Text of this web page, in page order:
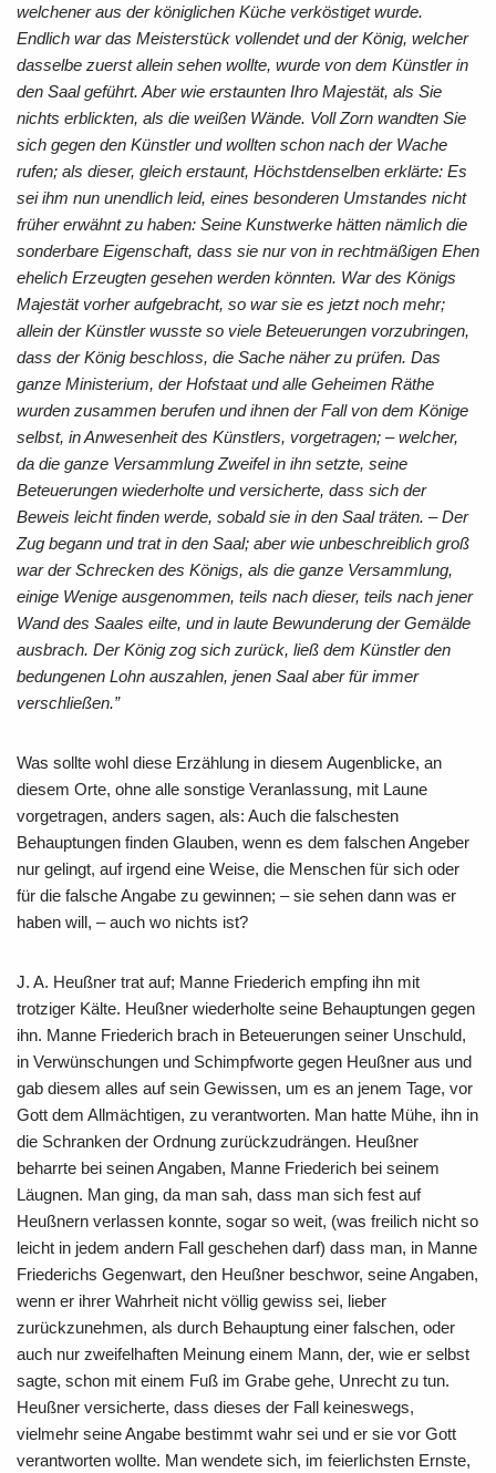
welchener aus der königlichen Küche verköstiget wurde.
Endlich war das Meisterstück vollendet und der König, welcher
dasselbe zuerst allein sehen wollte, wurde von dem Künstler in
den Saal geführt. Aber wie erstaunten Ihro Majestät, als Sie
nichts erblickten, als die weißen Wände. Voll Zorn wandten Sie
sich gegen den Künstler und wollten schon nach der Wache
rufen; als dieser, gleich erstaunt, Höchstdenselben erklärte: Es
sei ihm nun unendlich leid, eines besonderen Umstandes nicht
früher erwähnt zu haben: Seine Kunstwerke hätten nämlich die
sonderbare Eigenschaft, dass sie nur von in rechtmäßigen Ehen
ehelich Erzeugten gesehen werden könnten. War des Königs
Majestät vorher aufgebracht, so war sie es jetzt noch mehr;
allein der Künstler wusste so viele Beteuerungen vorzubringen,
dass der König beschloss, die Sache näher zu prüfen. Das
ganze Ministerium, der Hofstaat und alle Geheimen Räthe
wurden zusammen berufen und ihnen der Fall von dem Könige
selbst, in Anwesenheit des Künstlers, vorgetragen; – welcher,
da die ganze Versammlung Zweifel in ihn setzte, seine
Beteuerungen wiederholte und versicherte, dass sich der
Beweis leicht finden werde, sobald sie in den Saal träten. – Der
Zug begann und trat in den Saal; aber wie unbeschreiblich groß
war der Schrecken des Königs, als die ganze Versammlung,
einige Wenige ausgenommen, teils nach dieser, teils nach jener
Wand des Saales eilte, und in laute Bewunderung der Gemälde
ausbrach. Der König zog sich zurück, ließ dem Künstler den
bedungenen Lohn auszahlen, jenen Saal aber für immer
verschließen.”
Was sollte wohl diese Erzählung in diesem Augenblicke, an
diesem Orte, ohne alle sonstige Veranlassung, mit Laune
vorgetragen, anders sagen, als: Auch die falschesten
Behauptungen finden Glauben, wenn es dem falschen Angeber
nur gelingt, auf irgend eine Weise, die Menschen für sich oder
für die falsche Angabe zu gewinnen; – sie sehen dann was er
haben will, – auch wo nichts ist?
J. A. Heußner trat auf; Manne Friederich empfing ihn mit
trotziger Kälte. Heußner wiederholte seine Behauptungen gegen
ihn. Manne Friederich brach in Beteuerungen seiner Unschuld,
in Verwünschungen und Schimpfworte gegen Heußner aus und
gab diesem alles auf sein Gewissen, um es an jenem Tage, vor
Gott dem Allmächtigen, zu verantworten. Man hatte Mühe, ihn in
die Schranken der Ordnung zurückzudrängen. Heußner
beharrte bei seinen Angaben, Manne Friederich bei seinem
Läugnen. Man ging, da man sah, dass man sich fest auf
Heußnern verlassen konnte, sogar so weit, (was freilich nicht so
leicht in jedem andern Fall geschehen darf) dass man, in Manne
Friederichs Gegenwart, den Heußner beschwor, seine Angaben,
wenn er ihrer Wahrheit nicht völlig gewiss sei, lieber
zurückzunehmen, als durch Behauptung einer falschen, oder
auch nur zweifelhaften Meinung einem Mann, der, wie er selbst
sagte, schon mit einem Fuß im Grabe gehe, Unrecht zu tun.
Heußner versicherte, dass dieses der Fall keineswegs,
vielmehr seine Angabe bestimmt wahr sei und er sie vor Gott
verantworten wollte. Man wendete sich, im feierlichsten Ernste,